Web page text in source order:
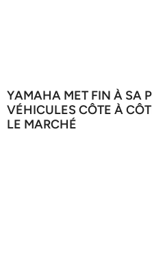
YAMAHA MET FIN À SA
VÉHICULES CÔTE À
LE MARCHÉ